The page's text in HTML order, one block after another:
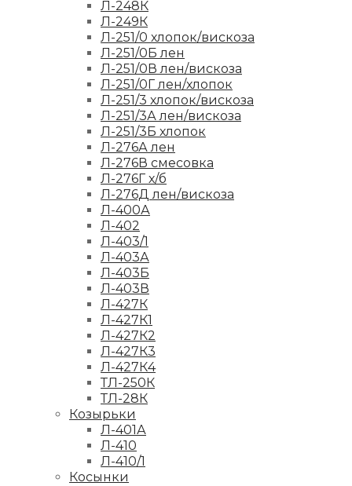
Л-248К
Л-249К
Л-251/0 хлопок/вискоза
Л-251/0Б лен
Л-251/0В лен/вискоза
Л-251/0Г лен/хлопок
Л-251/3 хлопок/вискоза
Л-251/3А лен/вискоза
Л-251/3Б хлопок
Л-276А лен
Л-276В смесовка
Л-276Г х/б
Л-276Д лен/вискоза
Л-400А
Л-402
Л-403/1
Л-403А
Л-403Б
Л-403В
Л-427К
Л-427К1
Л-427К2
Л-427К3
Л-427К4
ТЛ-250К
ТЛ-28К
Козырьки
Л-401А
Л-410
Л-410/1
Косынки